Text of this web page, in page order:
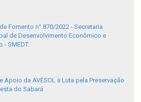
Fomento n° 870/2022 - Secretaria
de Desenvolvimento Econômico e
- SMEDT.
Apoio da AVESOL à Luta pela Preservação
do Sabará